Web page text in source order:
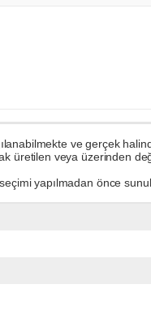
ve gerçek
üretilen veya üzerinden
yapılmadan önce